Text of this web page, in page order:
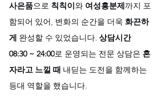
사은품으로 칙칙이와 여성흥분제까지 포
함되어 있어, 변화의 순간을 더욱 화끈하
게 완성할 수 있었습니다. 상담시간
08:30 ~ 24:00로 운영되는 전문 상담은 혼
자라고 느낄 때 내딛는 도전을 함께하는
등대 역할을 했습니다.